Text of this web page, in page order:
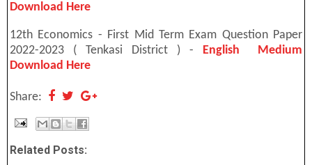
Download Here
12th Economics - First Mid Term Exam Question Paper
2022-2023 ( Tenkasi District ) - English Medium
Download Here
Share:
Related Posts: